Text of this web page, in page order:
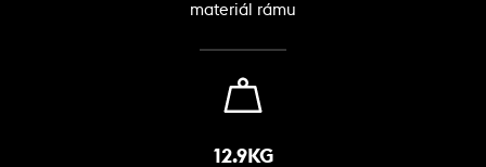
materiál rámu
12.9KG